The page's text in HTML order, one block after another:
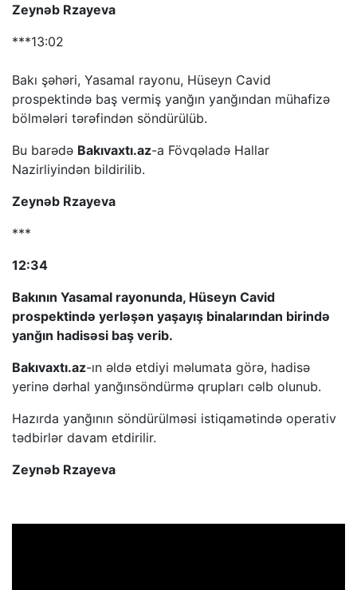
Zeynəb Rzayeva
***13:02
Bakı şəhəri, Yasamal rayonu, Hüseyn Cavid
prospektində baş vermiş yanğın yanğından mühafizə
bölmələri tərəfindən söndürülüb.
Bu barədə Bakıvaxtı.az-a Fövqəladə Hallar
Nazirliyindən bildirilib.
Zeynəb Rzayeva
***
12:34
Bakının Yasamal rayonunda, Hüseyn Cavid
prospektində yerləşən yaşayış binalarından birində
yanğın hadisəsi baş verib.
Bakıvaxtı.az-ın əldə etdiyi məlumata görə, hadisə
yerinə dərhal yanğınsöndürmə qrupları cəlb olunub.
Hazırda yanğının söndürülməsi istiqamətində operativ
tədbirlər davam etdirilir.
Zeynəb Rzayeva